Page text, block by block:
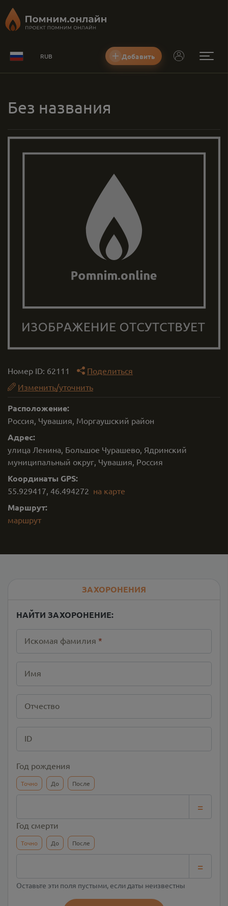
RUB Добавить
Без названия
Номер ID: 62111
Поделиться
Изменить/уточнить
Расположение:
Россия, Чувашия, Моргаушский район
Адрес:
улица Ленина, Большое Чурашево, Ядринский
муниципальный округ, Чувашия, Россия
Координаты GPS:
55.929417, 46.494272 на карте
Маршрут:
маршрут
ЗАХОРОНЕНИЯ
НАЙТИ ЗАХОРОНЕНИЕ:
Искомая фамилия *
Имя
Отчество
ID
Год рождения
Точно До После
=
Год смерти
Точно До После
=
Оставьте эти поля пустыми, если даты неизвестны